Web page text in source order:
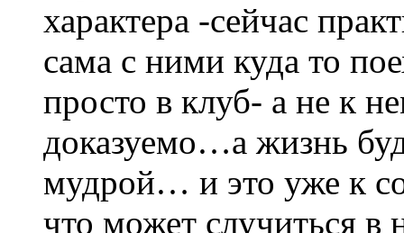
характера -сейчас
сама с ними куда то
просто в клуб- а не к
доказуемо…а жизнь
мудрой… и это уже к
что может случиться